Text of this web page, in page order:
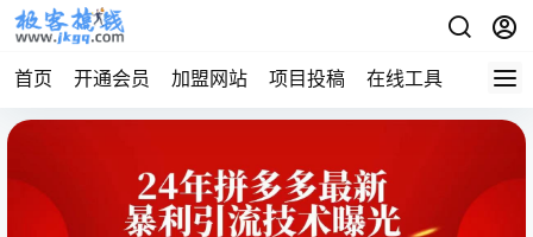
首页 开通会员 加盟网站 项目投稿 在线工具 地址发